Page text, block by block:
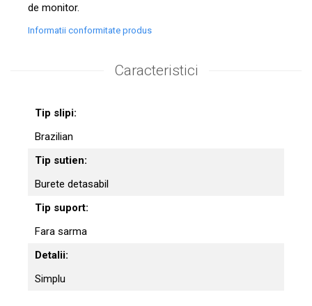
de monitor.
Informatii conformitate produs
Caracteristici
Tip slipi:
Brazilian
Tip sutien:
Burete detasabil
Tip suport:
Fara sarma
Detalii:
Simplu